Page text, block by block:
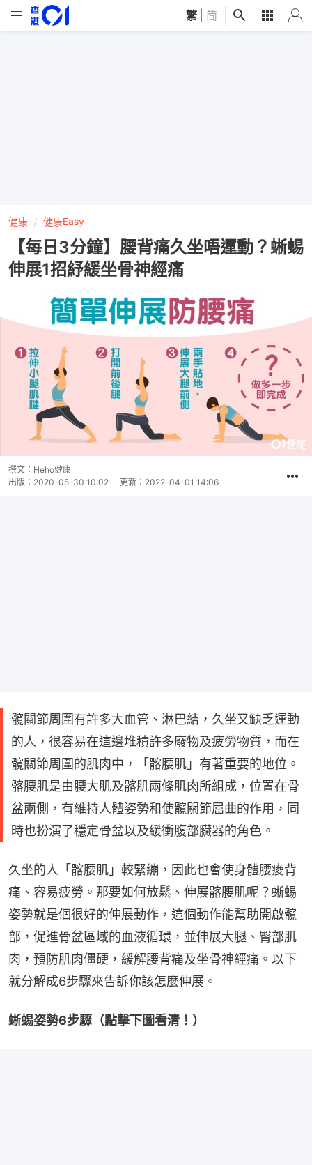
繁 简
健康 健康Easy
【每日3分鐘】腰背痛久坐唔運動？蜥蜴
伸展1招紓緩坐骨神經痛
撰文： Heho健康
出版： 2020-05-30 10:02 更新： 2022-04-01 14:06
髖關節周圍有許多大血管、淋巴結，久坐又缺乏運動
的人，很容易在這邊堆積許多廢物及疲勞物質，而在
髖關節周圍的肌肉中，「髂腰肌」有著重要的地位。
髂腰肌是由腰大肌及髂肌兩條肌肉所組成，位置在骨
盆兩側，有維持人體姿勢和使髖關節屈曲的作用，同
時也扮演了穩定骨盆以及緩衝腹部臟器的角色。
久坐的人「髂腰肌」較緊繃，因此也會使身體腰痠背
痛、容易疲勞。那要如何放鬆、伸展髂腰肌呢？蜥蜴
姿勢就是個很好的伸展動作，這個動作能幫助開啟髖
部，促進骨盆區域的血液循環，並伸展大腿、臀部肌
肉，預防肌肉僵硬，緩解腰背痛及坐骨神經痛。以下
就分解成6步驟來告訴你該怎麼伸展。
蜥蜴姿勢6步驟（點擊下圖看清！）